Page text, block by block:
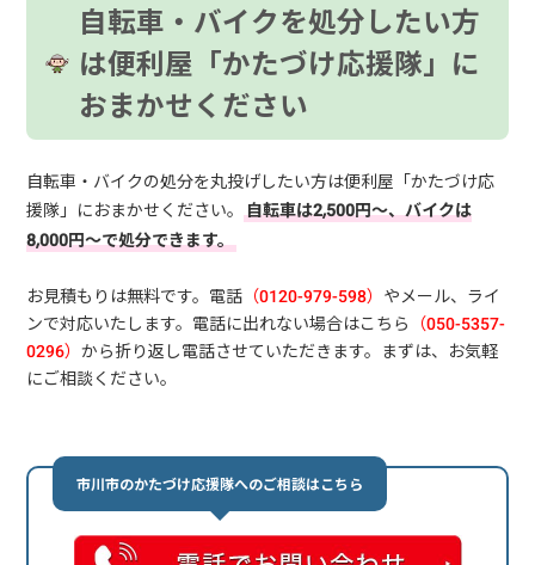
自転車・バイクを処分したい方
は便利屋「かたづけ応援隊」に
おまかせください
自転車・バイクの処分を丸投げしたい方は便利屋「かたづけ応
援隊」におまかせください。自転車は2,500円～、バイクは
8,000円～で処分できます。
お見積もりは無料です。電話 （0120-979-598） やメール、ライ
ンで対応いたします。電話に出れない場合はこちら （050-5357-
0296）から折り返し電話させていただきます。まずは、お気軽
にご相談ください。
市川市のかたづけ応援隊へのご相談はこちら